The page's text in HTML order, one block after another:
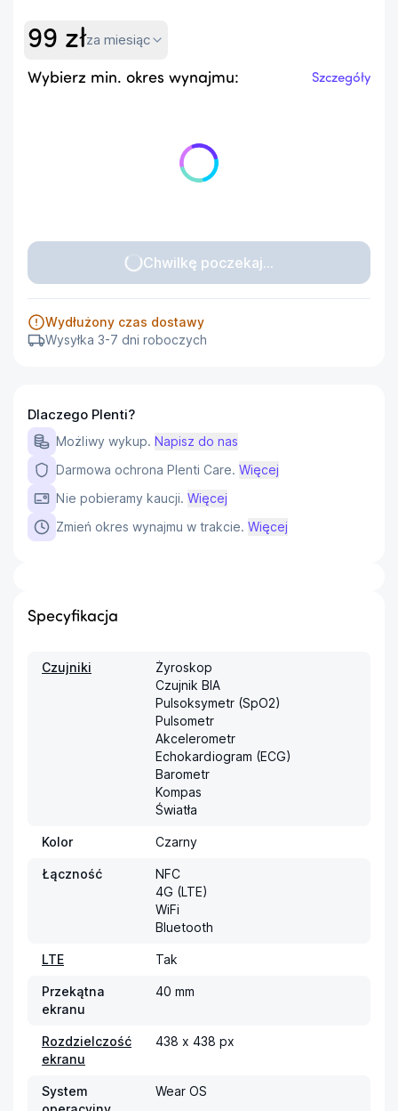
99 złza miesiąc
Wybierz min. okres wynajmu: Szczegóły
Chwilkę poczekaj...
Wydłużony czas dostawy
Wysyłka 3-7 dni roboczych
Dlaczego Plenti?
Możliwy wykup. Napisz do nas
Darmowa ochrona Plenti Care. Więcej
Nie pobieramy kaucji. Więcej
Zmień okres wynajmu w trakcie. Więcej
Specyfikacja
Czujniki
Żyroskop
Czujnik BIA
Pulsoksymetr (SpO2)
Pulsometr
Akcelerometr
Echokardiogram (ECG)
Barometr
Kompas
Światła
Kolor Czarny
Łączność
NFC
4G (LTE)
WiFi
Bluetooth
LTE Tak
Przekątna
ekranu
40 mm
Rozdzielczość
ekranu
438 x 438 px
System
Wear OS